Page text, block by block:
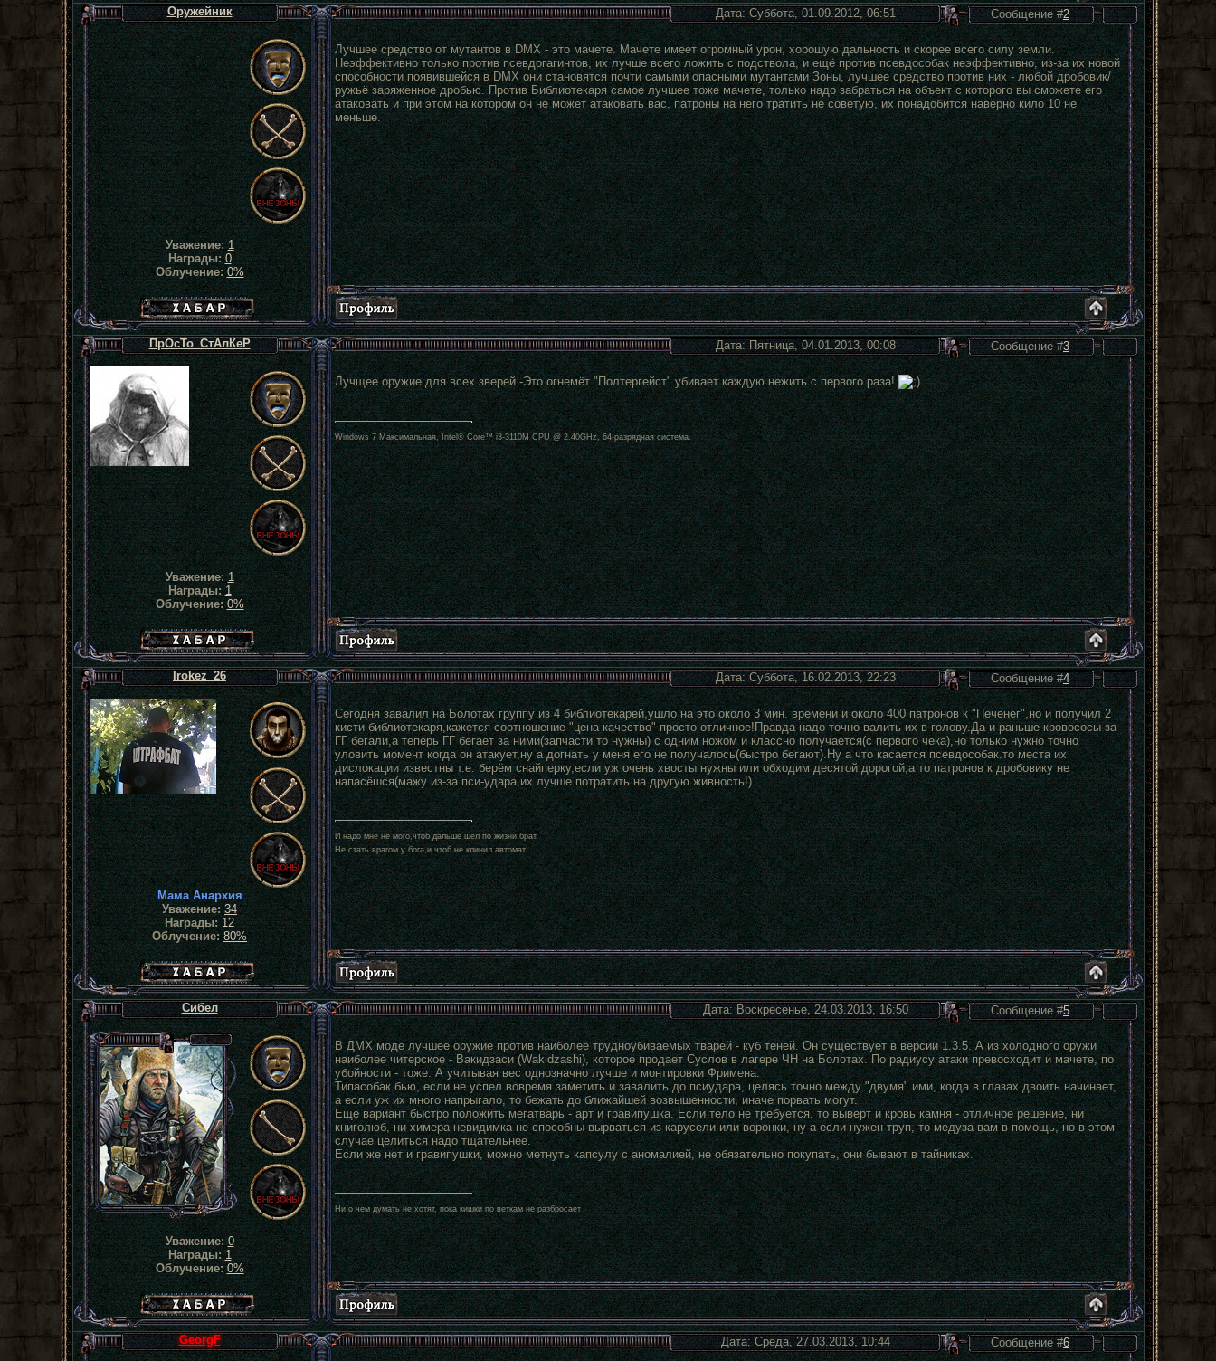
Дата: Суббота, 01.09.2012, 06:51 Сообщение #2
Лучшее средство от мутантов в DMX - это мачете. Мачете имеет огромный урон, хорошую дальность и скорее всего силу земли.
Неэффективно только против псевдогагинтов, их лучше всего ложить с подствола, и ещё против псевдособак неэффективно, из-за их новой
способности появившейся в DMX они становятся почти самыми опасными мутантами Зоны, лучшее средство против них - любой дробовик/
ружьё заряженное дробью. Против Библиотекаря самое лучшее тоже мачете, только надо забраться на объект с которого вы сможете его
атаковать и при этом на котором он не может атаковать вас, патроны на него тратить не советую, их понадобится наверно кило 10 не
меньше.
Оружейник
Уважение:1
Награды: 0
Облучение:0%
Хабар сталкера
Дата: Пятница, 04.01.2013, 00:08 Сообщение #3
Лучщее оружие для всех зверей -Это огнемёт "Полтергейст" убивает каждую нежить с первого раза!
Windows 7 Максимальная, Intel® Core™ i3-3110M CPU @ 2.40GHz, 64-разрядная система.
ПрОсТо_СтАлКеР
Уважение:1
Награды: 1
Облучение:0%
Хабар сталкера
Дата: Суббота, 16.02.2013, 22:23 Сообщение #4
Сегодня завалил на Болотах группу из 4 библиотекарей,ушло на это около 3 мин. времени и около 400 патронов к "Печенег",но и получил 2
кисти библиотекаря,кажется соотношение "цена-качество" просто отличное!Правда надо точно валить их в голову.Да и раньше кровососы за
ГГ бегали,а теперь ГГ бегает за ними(запчасти то нужны) с одним ножом и классно получается(с первого чека),но только нужно точно
уловить момент когда он атакует,ну а догнать у меня его не получалось(быстро бегают).Ну а что касается псевдособак.то места их
дислокации известны т.е. берём снайперку,если уж очень хвосты нужны или обходим десятой дорогой,а то патронов к дробовику не
напасёшся(мажу из-за пси-удара,их лучше потратить на другую живность!)
И надо мне не мого,чтоб дальше шел по жизни брат,
Не стать врагом у бога,и чтоб не клинил автомат!
Irokez_26
Мама Анархия
Уважение: 34
Награды: 12
Облучение:80%
Хабар сталкера
Дата: Воскресенье, 24.03.2013, 16:50 Сообщение #5
В ДМХ моде лучшее оружие против наиболее трудноубиваемых тварей - куб теней. Он существует в версии 1.3.5. А из холодного оружи
наиболее читерское - Вакидзаси (Wakidzashi), которое продает Суслов в лагере ЧН на Болотах. По радиусу атаки превосходит и мачете, по
убойности - тоже. А учитывая вес однозначно лучше и монтировки Фримена.
Типасобак бью, если не успел вовремя заметить и завалить до псиудара, целясь точно между "двумя" ими, когда в глазах двоить начинает,
а если уж их много напрыгало, то бежать до ближайшей возвышенности, иначе порвать могут.
Еще вариант быстро положить мегатварь - арт и гравипушка. Если тело не требуется. то выверт и кровь камня - отличное решение, ни
книголюб, ни химера-невидимка не способны вырваться из карусели или воронки, ну а если нужен труп, то медуза вам в помощь, но в этом
случае целиться надо тщательнее.
Если же нет и гравипушки, можно метнуть капсулу с аномалией, не обязательно покупать, они бывают в тайниках.
Ни о чем думать не хотят, пока кишки по веткам не разбросает
Сибел
Уважение:0
Награды: 1
Облучение:0%
Хабар сталкера
Дата: Среда, 27.03.2013, 10:44 Сообщение #6
GeorgF